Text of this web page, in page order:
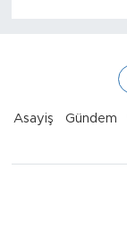
Asayiş Gündem